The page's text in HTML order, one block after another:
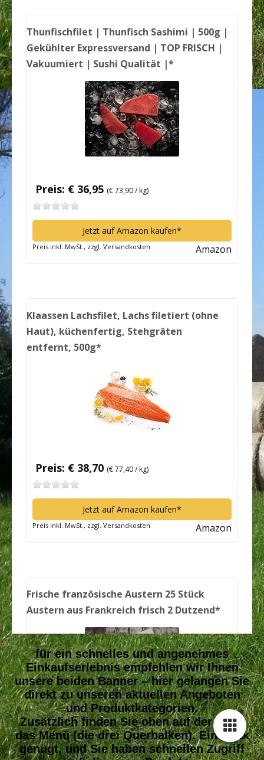
für ein schnelles und angenehmes
Einkaufserlebnis empfehlen wir Ihnen
unsere beiden Banner – hier gelangen Sie
direkt zu unseren aktuellen Angeboten
und Produktkategorien.
Zusätzlich finden Sie oben auf der Seite
das Menü (die drei Querbalken). Ein Klick
genügt, und Sie haben schnellen Zugriff